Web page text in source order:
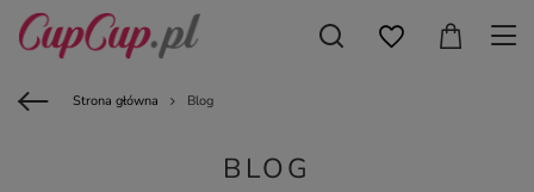
Strona główna Blog
BLOG